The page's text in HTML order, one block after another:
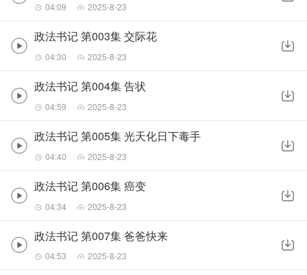
04:09 2025-8-23
政法书记 第003集 交际花
04:30 2025-8-23
政法书记 第004集 告状
04:59 2025-8-23
政法书记 第005集 光天化日下毒手
04:40 2025-8-23
政法书记 第006集 癌变
04:34 2025-8-23
政法书记 第007集 爸爸快来
04:53 2025-8-23